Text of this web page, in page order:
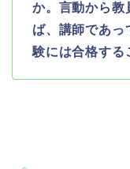
か。言動から教
ば、講師であっ
験には合格する